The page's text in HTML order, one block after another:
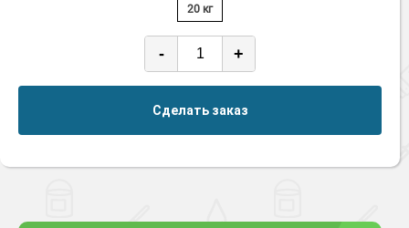
20 кг
- +
Сделать заказ